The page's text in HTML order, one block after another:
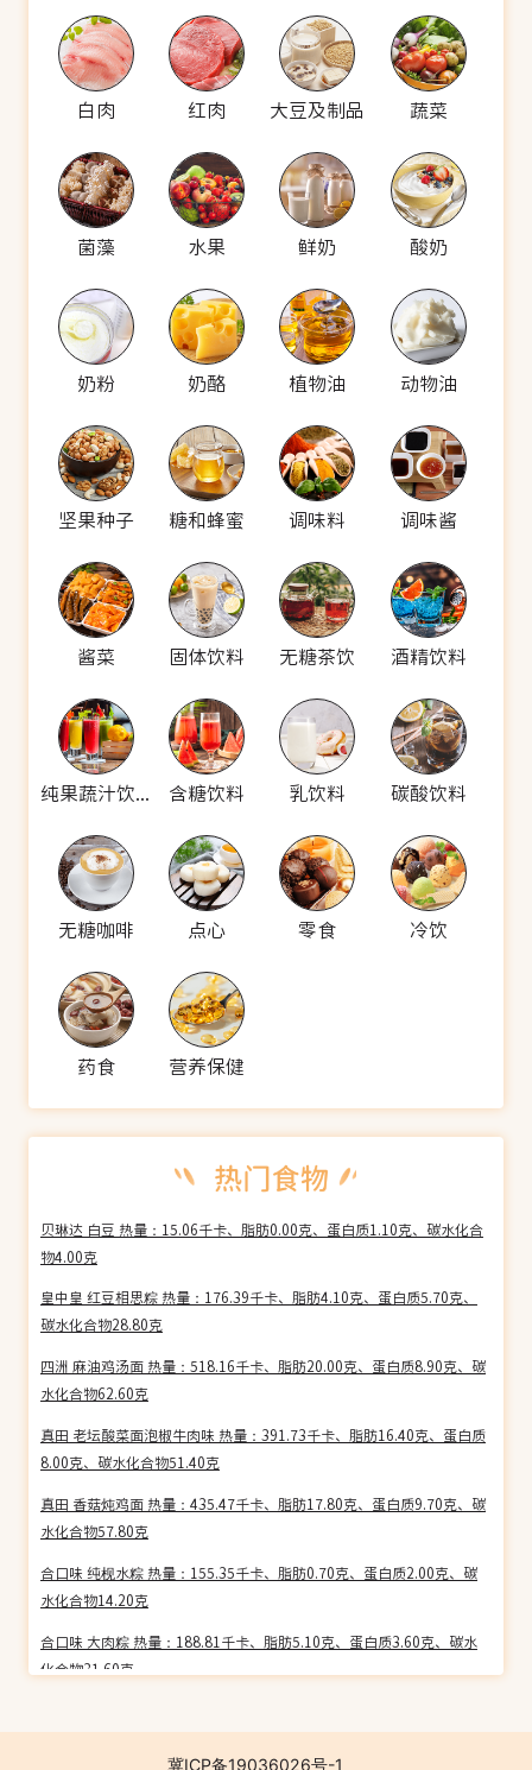
白肉 红肉 大豆及制品 蔬菜
菌藻 水果 鲜奶 酸奶
奶粉 奶酪 植物油 动物油
坚果种子 糖和蜂蜜 调味料 调味酱
酱菜 固体饮料 无糖茶饮 酒精饮料
纯果蔬汁饮料 含糖饮料 乳饮料 碳酸饮料
无糖咖啡 点心 零食 冷饮
药食 营养保健
贝琳达 白豆 热量：15.06千卡、脂肪0.00克、蛋白质1.10克、碳水化合
物4.00克
皇中皇 红豆相思粽 热量：176.39千卡、脂肪4.10克、蛋白质5.70克、
碳水化合物28.80克
四洲 麻油鸡汤面 热量：518.16千卡、脂肪20.00克、蛋白质8.90克、碳
水化合物62.60克
真田 老坛酸菜面泡椒牛肉味 热量：391.73千卡、脂肪16.40克、蛋白质
8.00克、碳水化合物51.40克
真田 香菇炖鸡面 热量：435.47千卡、脂肪17.80克、蛋白质9.70克、碳
水化合物57.80克
合口味 纯枧水粽 热量：155.35千卡、脂肪0.70克、蛋白质2.00克、碳
水化合物14.20克
合口味 大肉粽 热量：188.81千卡、脂肪5.10克、蛋白质3.60克、碳水
化合物31.60克
碳水化合物17.30克
冀ICP备19036026号-1